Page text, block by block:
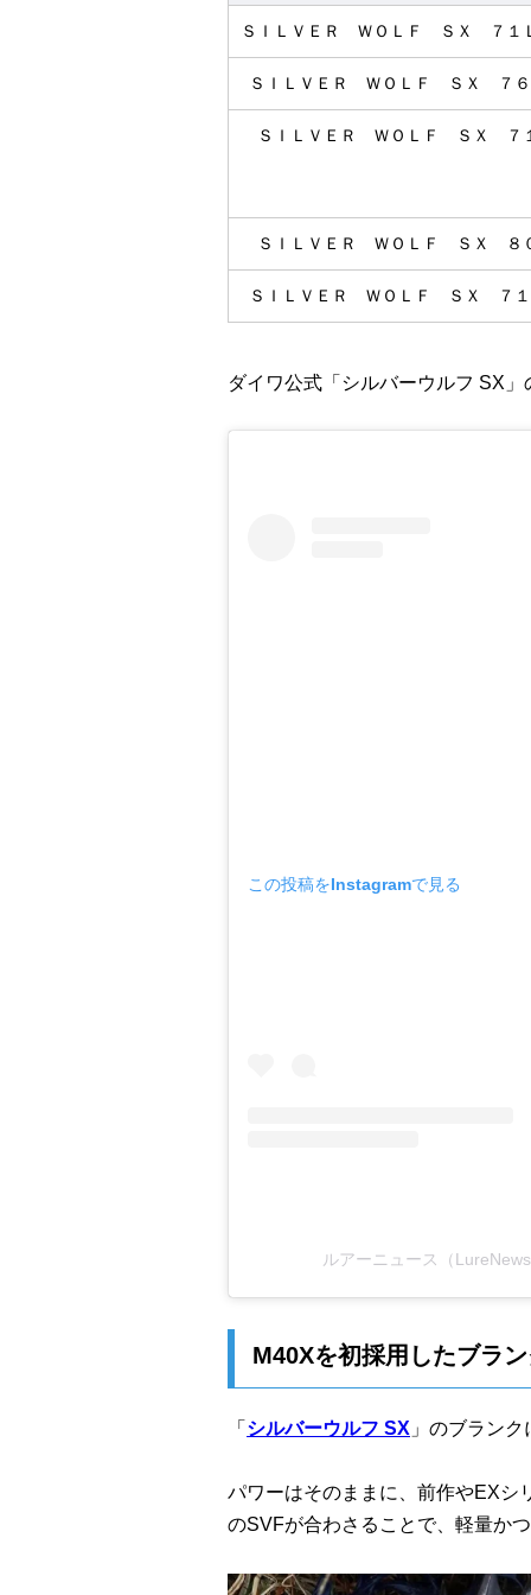
ＳＩＬＶＥＲ ＷＯＬＦ ＳＸ ７１
ＳＩＬＶＥＲ ＷＯＬＦ ＳＸ ７６
ＳＩＬＶＥＲ ＷＯＬＦ ＳＸ ７
ＳＩＬＶＥＲ ＷＯＬＦ ＳＸ ８
ＳＩＬＶＥＲ ＷＯＬＦ ＳＸ ７１
ダイワ公式「シルバーウルフ SX」
この投稿をInstagramで見る
ルアーニュース（
M40Xを初採用したブラ
「 シルバーウルフ SX 」のブラン
パワーはそのままに、前作やEXシ
のSVFが合わさることで、軽量か